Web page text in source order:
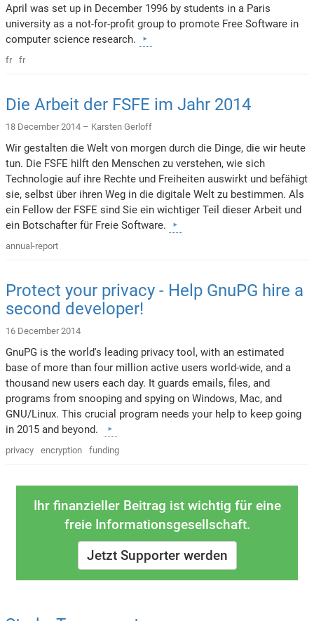
April was set up in December 1996 by students in a Paris
university as a not-for-profit group to promote Free Software in
computer science research.
fr fr
Die Arbeit der FSFE im Jahr 2014
18 December 2014 – Karsten Gerloff
Wir gestalten die Welt von morgen durch die Dinge, die wir heute
tun. Die FSFE hilft den Menschen zu verstehen, wie sich
Technologie auf ihre Rechte und Freiheiten auswirkt und befähigt
sie, selbst über ihren Weg in die digitale Welt zu bestimmen. Als
ein Fellow der FSFE sind Sie ein wichtiger Teil dieser Arbeit und
ein Botschafter für Freie Software.
annual-report
Protect your privacy - Help GnuPG hire a
second developer!
16 December 2014
GnuPG is the world's leading privacy tool, with an estimated
base of more than four million active users world-wide, and a
thousand new users each day. It guards emails, files, and
programs from snooping and spying on Windows, Mac, and
GNU/Linux. This crucial program needs your help to keep going
in 2015 and beyond.
privacy encryption funding
Ihr finanzieller Beitrag ist wichtig für eine
freie Informationsgesellschaft.
Jetzt Supporter werden